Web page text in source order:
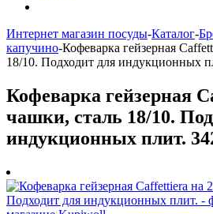
Интернет магазин посуды-Каталог-
капучино-Кофеварка гейзерная
18/10. Подходит для индукционных
Кофеварка гейзерная
чашки, сталь 18/10.
индукционных плит.